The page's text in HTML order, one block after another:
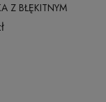
Z BŁĘKITNYM
ZŁOTO 585 PRIMA